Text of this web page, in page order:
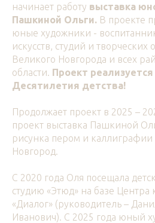
начинает работу выставка
Пашкиной Ольги. В проекте
юные художники -
искусств, студий и
Великого Новгорода и всех
области. Проект
Десятилетия детства!
Продолжает проект в 2025 –
проект выставка Пашкиной
рисунка пером и каллиграфии
Новгород.
С 2020 года Оля посещала
студию «Этюд» на базе Центра
«Диалог» (руководитель –
Иванович). С 2025 года юный